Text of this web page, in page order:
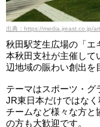
出典：https://media.jreast.co.jp/
秋田駅芝生広場の「エ
本秋田支社が主催して
辺地域の賑わい創出を
テーマはスポーツ・グ
JR東日本だけではな
チームなど様々な方と
の方も大歓迎です。